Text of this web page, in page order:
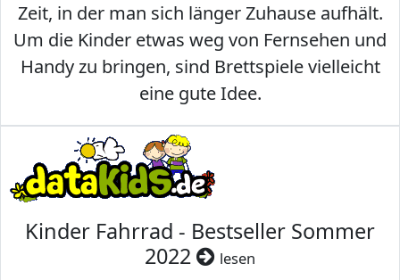
Zeit, in der man sich länger Zuhause aufhält.
Um die Kinder etwas weg von Fernsehen und
Handy zu bringen, sind Brettspiele vielleicht
eine gute Idee.
Kinder Fahrrad - Bestseller Sommer
2022
lesen